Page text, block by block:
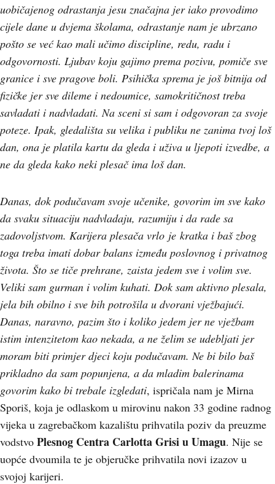
uobičajenog odrastanja jesu značajna jer iako provodimo
cijele dane u dvjema školama, odrastanje nam je ubrzano
pošto se već kao mali učimo discipline, redu, radu i
odgovornosti. Ljubav koju gajimo prema pozivu, pomiče sve
granice i sve pragove boli. Psihička sprema je još bitnija od
fizičke jer sve dileme i nedoumice, samokritičnost treba
savladati i nadvladati. Na sceni si sam i odgovoran za svoje
poteze. Ipak, gledališta su velika i publiku ne zanima tvoj loš
dan, ona je platila kartu da gleda i uživa u ljepoti izvedbe, a
ne da gleda kako neki plesač ima loš dan.
Danas, dok podučavam svoje učenike, govorim im sve kako
da svaku situaciju nadvladaju, razumiju i da rade sa
zadovoljstvom. Karijera plesača vrlo je kratka i baš zbog
toga treba imati dobar balans između poslovnog i privatnog
života. Što se tiče prehrane, zaista jedem sve i volim sve.
Veliki sam gurman i volim kuhati. Dok sam aktivno plesala,
jela bih obilno i sve bih potrošila u dvorani vježbajući.
Danas, naravno, pazim što i koliko jedem jer ne vježbam
istim intenzitetom kao nekada, a ne želim se udebljati jer
moram biti primjer djeci koju podučavam. Ne bi bilo baš
prikladno da sam popunjena, a da mladim balerinama
govorim kako bi trebale izgledati, ispričala nam je Mirna
Sporiš, koja je odlaskom u mirovinu nakon 33 godine radnog
vijeka u zagrebačkom kazalištu prihvatila poziv da preuzme
vodstvo Plesnog Centra Carlotta Grisi u Umagu. Nije se
uopće dvoumila te je objeručke prihvatila novi izazov u
svojoj karijeri.